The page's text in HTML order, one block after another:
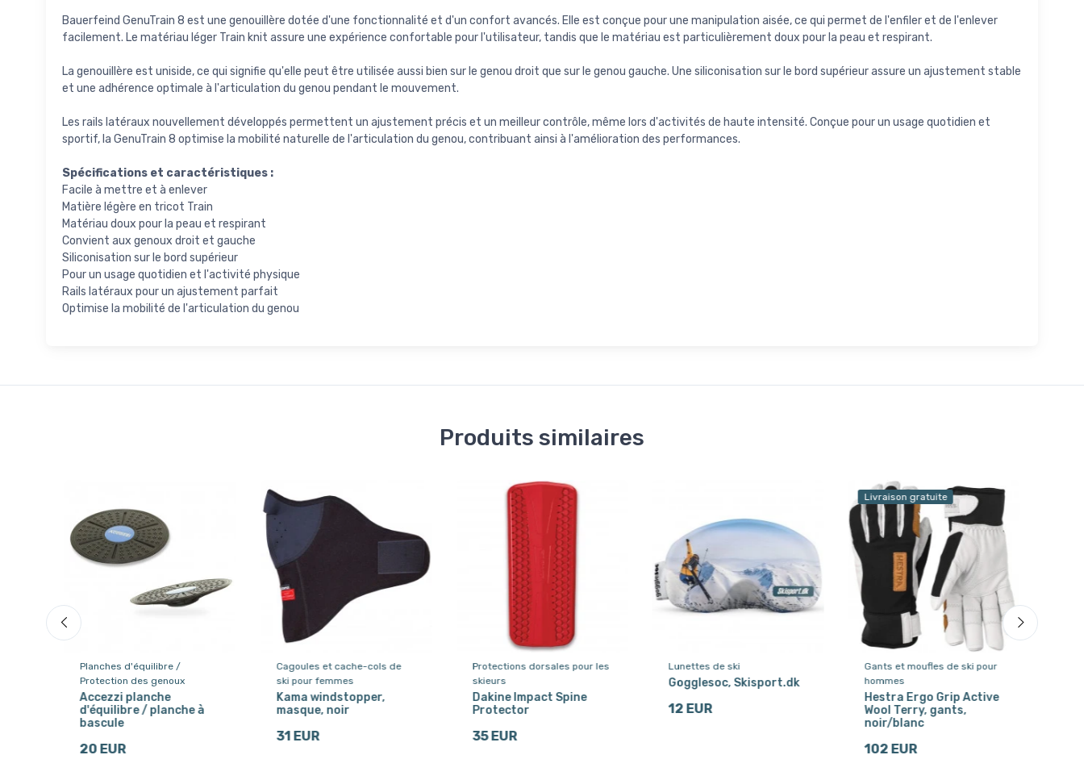
Bauerfeind GenuTrain 8 est une genouillère dotée d'une fonctionnalité et d'un confort avancés. Elle est conçue pour une manipulation aisée, ce qui permet de l'enfiler et de l'enlever
facilement. Le matériau léger Train knit assure une expérience confortable pour l'utilisateur, tandis que le matériau est particulièrement doux pour la peau et respirant.
La genouillère est uniside, ce qui signifie qu'elle peut être utilisée aussi bien sur le genou droit que sur le genou gauche. Une siliconisation sur le bord supérieur assure un ajustement stable
et une adhérence optimale à l'articulation du genou pendant le mouvement.
Les rails latéraux nouvellement développés permettent un ajustement précis et un meilleur contrôle, même lors d'activités de haute intensité. Conçue pour un usage quotidien et
sportif, la GenuTrain 8 optimise la mobilité naturelle de l'articulation du genou, contribuant ainsi à l'amélioration des performances.
Spécifications et caractéristiques :
Facile à mettre et à enlever
Matière légère en tricot Train
Matériau doux pour la peau et respirant
Convient aux genoux droit et gauche
Siliconisation sur le bord supérieur
Pour un usage quotidien et l'activité physique
Rails latéraux pour un ajustement parfait
Optimise la mobilité de l'articulation du genou
Produits similaires
Planches d'équilibre /
Protection des genoux
Accezzi planche
d'équilibre / planche à
bascule
20 EUR
Cagoules et cache-cols de
ski pour femmes
Kama windstopper,
masque, noir
31 EUR
Protections dorsales pour les
skieurs
Dakine Impact Spine
Protector
35 EUR
Lunettes de ski
Gogglesoc, Skisport.dk
12 EUR
Livraison gratuite
Gants et moufles de ski pour
hommes
Hestra Ergo Grip Active
Wool Terry, gants,
noir/blanc
102 EUR